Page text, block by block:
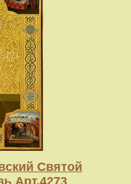
Святой